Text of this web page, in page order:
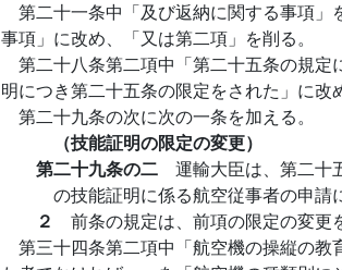
第二十一条中「及び返納に関する事項
事項」に改め、「又は第二項」を削る。
第二十八条第二項中「第二十五条の規
明につき第二十五条の限定をされた」に改
第二十九条の次に次の一条を加える。
（技能証明の限定の変更）
第二十九条の二 運輸大臣は、第二十
の技能証明に係る航空従事者の申請
２ 前条の規定は、前項の限定の変更
第三十四条第二項中「航空機の操縦の